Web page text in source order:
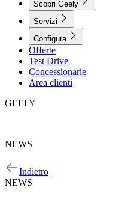
Scopri Geely
Servizi
Configura
Offerte
Test Drive
Concessionarie
Area clienti
GEELY
NEWS
Indietro
NEWS